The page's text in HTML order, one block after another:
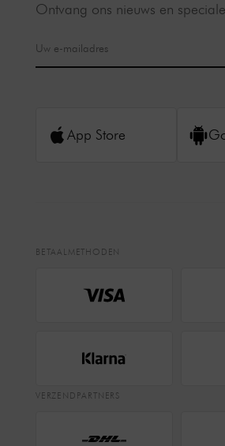
Ontvang ons nieuws en
App Store
BETAALMETHODEN
VERZENDPARTNERS